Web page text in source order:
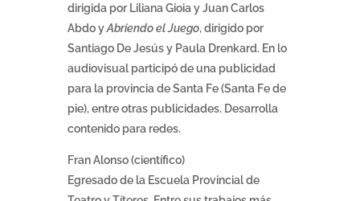
dirigida por Liliana Gioia y Juan Carlos
Abdo yAbriendo el Juego, dirigido por
Santiago De Jesús y Paula Drenkard. En lo
audiovisual participó de una publicidad
para la provincia de Santa Fe (Santa Fe de
pie), entre otras publicidades. Desarrolla
contenido para redes.
Fran Alonso (científico)
Egresado de la Escuela Provincial de